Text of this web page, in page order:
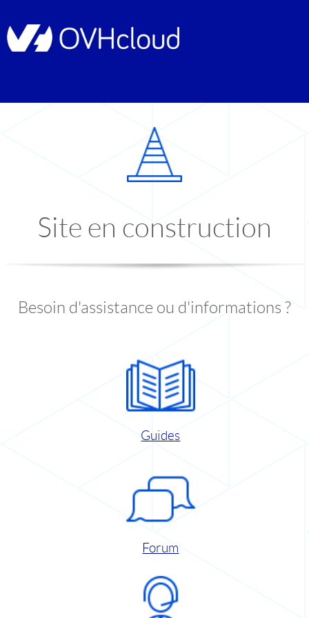
Site en construction
Besoin d'assistance ou d'informations ?
Guides
Forum